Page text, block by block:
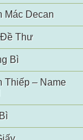
Mác Decan
Thư
Bì
Thiếp – Name